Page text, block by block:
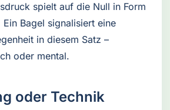
spielt auf die Null in Form
Ein Bagel signalisiert eine
in diesem Satz –
oder mental.
oder Technik